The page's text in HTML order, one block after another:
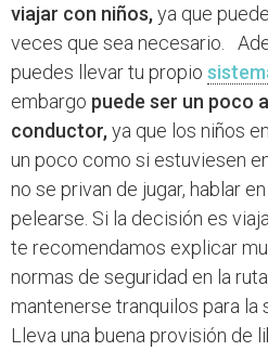
viajar con niños,ya que
veces que sea necesario.
puedes llevar tu propio
embargo puede ser un poco
conductor,ya que los niños
un poco como si estuviesen
no se privan de jugar, hablar
pelearse. Si la decisión es
te recomendamos explicar
normas de seguridad en la
mantenerse tranquilos para la
Lleva una buena provisión de